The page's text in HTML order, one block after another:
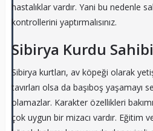
hastalıklar vardır. Yani bu nedenle
kontrollerini yaptırmalısınız.
Sibirya Kurdu
Sibirya kurtları, av köpeği olarak
tavırları olsa da başıboş yaşamayı
olamazlar. Karakter özellikleri
çok uygun bir mizacı vardır. Eğitim